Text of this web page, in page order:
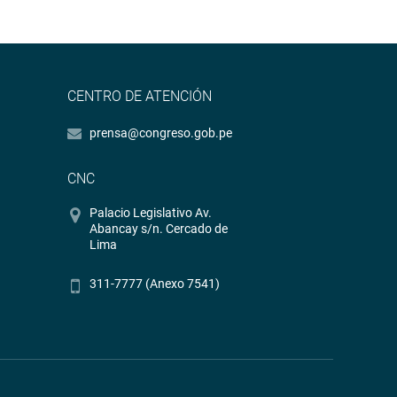
CENTRO DE ATENCIÓN
prensa@congreso.gob.pe
CNC
Palacio Legislativo Av.
Abancay s/n. Cercado de
Lima
311-7777 (Anexo 7541)